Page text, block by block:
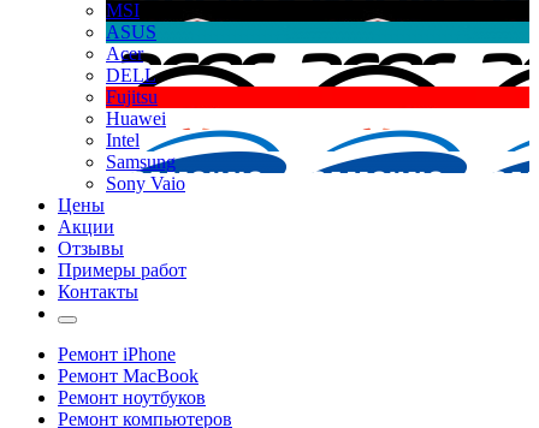
MSI
ASUS
Acer
DELL
Fujitsu
Huawei
Intel
Samsung
Sony Vaio
Цены
Акции
Отзывы
Примеры работ
Контакты
Ремонт iPhone
Ремонт MacBook
Ремонт ноутбуков
Ремонт компьютеров